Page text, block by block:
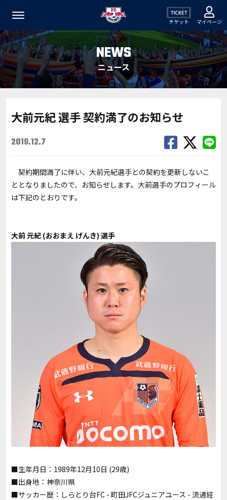
チケット マイページ
NEWS
ニュース
大前元紀 選手 契約満了のお知らせ
2019.12.7
契約期間満了に伴い、大前元紀選手との契約を更新しないこ
ととなりましたので、お知らせします。大前選手のプロフィール
は下記のとおりです。
大前 元紀 (おおまえ げんき) 選手
■生年月日：1989年12月10日 (29歳)
■出身地：神奈川県
■サッカー歴：しらとり台FC - 町田JFCジュニアユース - 流通経